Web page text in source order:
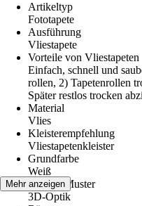
Artikeltyp
Fototapete
Ausführung
Vliestapete
Vorteile von Vliestapeten
Einfach, schnell und
rollen, 2) Tapetenrollen
Später restlos trocken
Material
Vlies
Kleisterempfehlung
Vliestapetenkleister
Grundfarbe
Weiß
Dekor / Muster
3D-Optik
Mehr anzeigen